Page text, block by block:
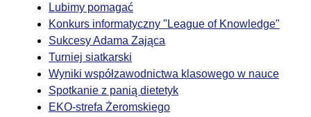
Lubimy pomagać
Konkurs informatyczny "League of Knowledge"
Sukcesy Adama Zająca
Turniej siatkarski
Wyniki współzawodnictwa klasowego w nauce
Spotkanie z panią dietetyk
EKO-strefa Żeromskiego